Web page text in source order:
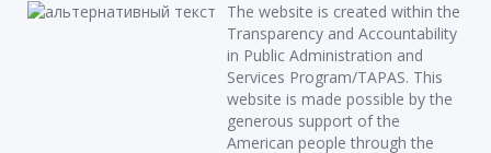
The website is created within the
Transparency and Accountability
in Public Administration and
Services Program/TAPAS. This
website is made possible by the
generous support of the
American people through the